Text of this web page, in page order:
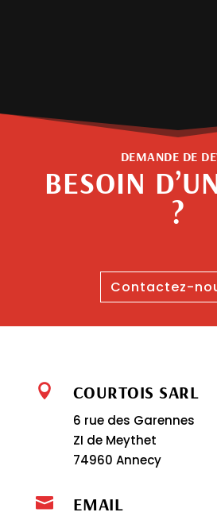
DEMANDE DE
BESOIN
?
Contactez-
 COURTOIS SARL
6 rue des Garennes
ZI de Meythet
74960 Annecy
 EMAIL